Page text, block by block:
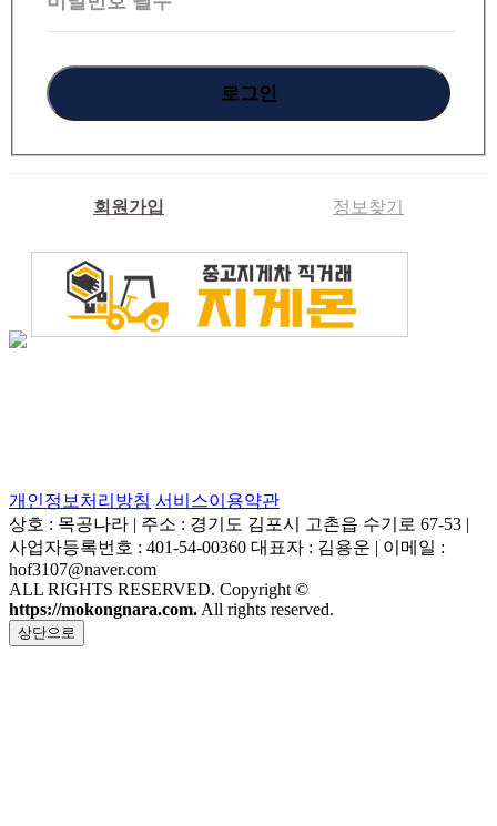
회원가입 정보찾기
개인정보처리방침 서비스이용약관
상호 : 목공나라 | 주소 : 경기도 김포시 고촌읍 수기로 67-53 |
사업자등록번호 : 401-54-00360 대표자 : 김용운 | 이메일 :
hof3107@naver.com
ALL RIGHTS RESERVED. Copyright ©
https://mokongnara.com. All rights reserved.
상단으로